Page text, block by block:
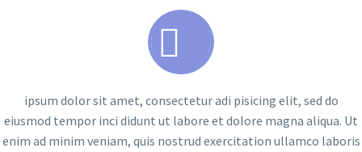


ipsum dolor sit amet, consectetur adi pisicing elit, sed do
eiusmod tempor inci didunt ut labore et dolore magna aliqua. Ut
enim ad minim veniam, quis nostrud exercitation ullamco laboris